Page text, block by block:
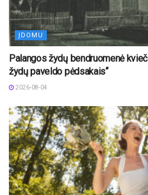
ĮDOMU
Palangos žydų bendruomenė
žydų paveldo pėdsakais“
2026-08-04